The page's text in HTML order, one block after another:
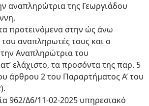
αναπληρώτρια της Γεωργιάδου
προτεινόμενα στην ώς άνω
αναπληρωτές τους και ο
Αναπληρώτρια του
ελάχιστο, τα προσόντα της παρ. 5
άρθρου 2 του Παραρτήματος Α’ του
962/Δ6/11-02-2025 υπηρεσιακό